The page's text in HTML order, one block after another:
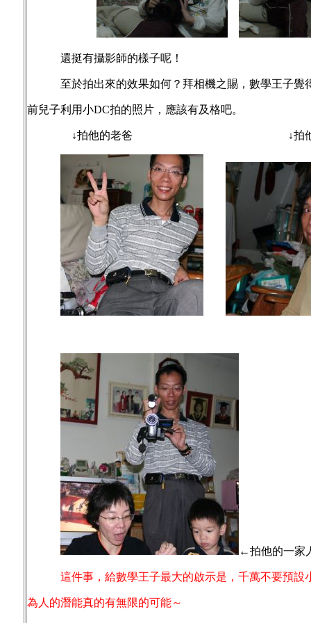
還挺有攝影師的樣子呢！
至於拍出來的效果如何？拜相機之賜，數學王子覺
前兒子利用小DC拍的照片，應該有及格吧。
↓拍他的老爸 ↓拍他的
←拍他的一家
這件事，給數學王子最大的啟示是，千萬不要預設
為人的潛能真的有無限的可能～